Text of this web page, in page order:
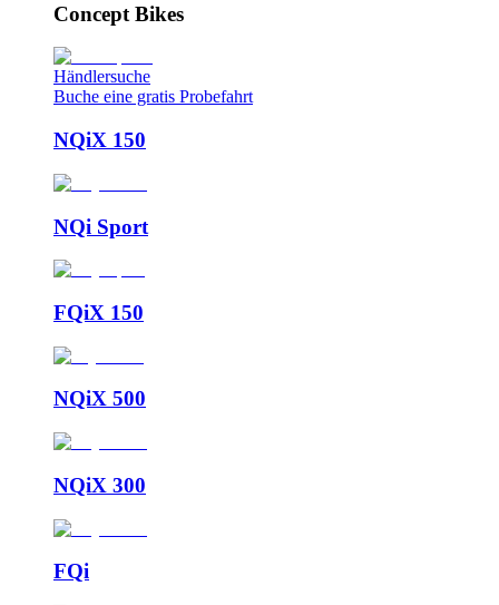
Concept Bikes
Händlersuche
Buche eine gratis Probefahrt
NQiX 150
NQi Sport
FQiX 150
NQiX 500
NQiX 300
FQi